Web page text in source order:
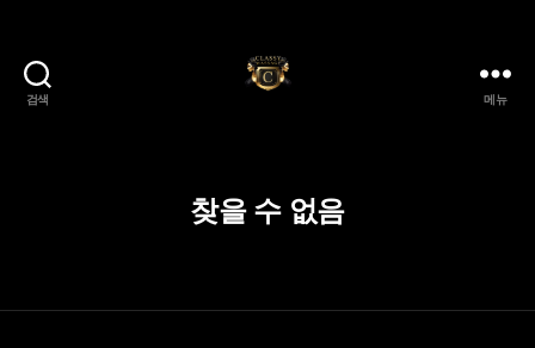
검색 메뉴
찾을 수 없음